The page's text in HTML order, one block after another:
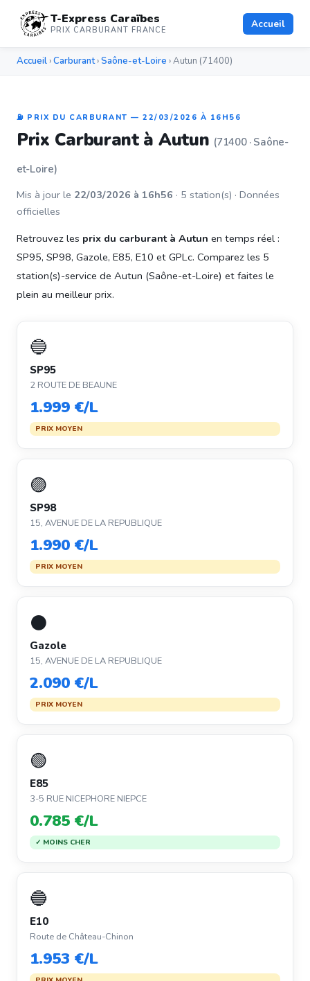
T-Express Caraïbes
PRIX CARBURANT FRANCE Accueil
Accueil ›Carburant›Saône-et-Loire › Autun (71400)
⛽ PRIX DU CARBURANT — 22/03/2026 À 16H56
Prix Carburant à Autun (71400 · Saône-
et-Loire)
Mis à jour le 22/03/2026 à 16h56 · 5 station(s) · Données
officielles
Retrouvez les prix du carburant à Autun en temps réel :
SP95, SP98, Gazole, E85, E10 et GPLc. Comparez les 5
station(s)-service de Autun (Saône-et-Loire) et faites le
plein au meilleur prix.
🔵
SP95
2 ROUTE DE BEAUNE
1.999 €/L
PRIX MOYEN
🟣
SP98
15, AVENUE DE LA REPUBLIQUE
1.990 €/L
PRIX MOYEN
⚫
Gazole
15, AVENUE DE LA REPUBLIQUE
2.090 €/L
PRIX MOYEN
🟢
E85
3-5 RUE NICEPHORE NIEPCE
0.785 €/L
✓ MOINS CHER
🔵
E10
Route de Château-Chinon
1.953 €/L